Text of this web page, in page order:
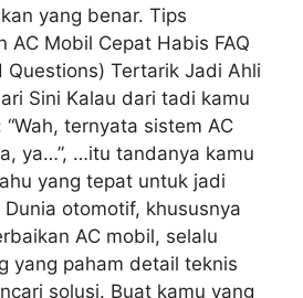
yang benar. Tips
AC Mobil Cepat Habis FAQ
Questions) Tertarik Jadi Ahli
Sini Kalau dari tadi kamu
ternyata sistem AC
ya…”, …itu tandanya kamu
yang tepat untuk jadi
otomotif, khususnya
AC mobil, selalu
yang paham detail teknis
solusi. Buat kamu yang